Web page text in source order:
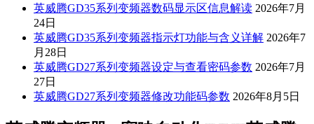
英威腾GD35系列变频器数码显示区信息解读 2026年7月
24日
英威腾GD35系列变频器指示灯功能与含义详解 2026年7
月28日
英威腾GD27系列变频器设定与查看密码参数 2026年7月
27日
英威腾GD27系列变频器修改功能码参数 2026年8月5日